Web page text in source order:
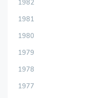
1982
1981
1980
1979
1978
1977